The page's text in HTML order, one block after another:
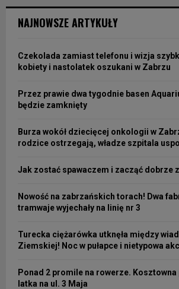
NAJNOWSZE ARTYKUŁY
Czekolada zamiast telefonu i wizja
kobiety i nastolatek oszukani w Zabrzu
Przez prawie dwa tygodnie basen
będzie zamknięty
Burza wokół dziecięcej onkologii w
rodzice ostrzegają, władze szpitala
Jak zostać spawaczem i zacząć dobrze
Nowość na zabrzańskich torach! Dwa
tramwaje wyjechały na linię nr 3
Turecka ciężarówka utknęła między
Ziemskiej! Noc w pułapce i nietypowa
Ponad 2 promile na rowerze.
latka na ul. 3 Maja